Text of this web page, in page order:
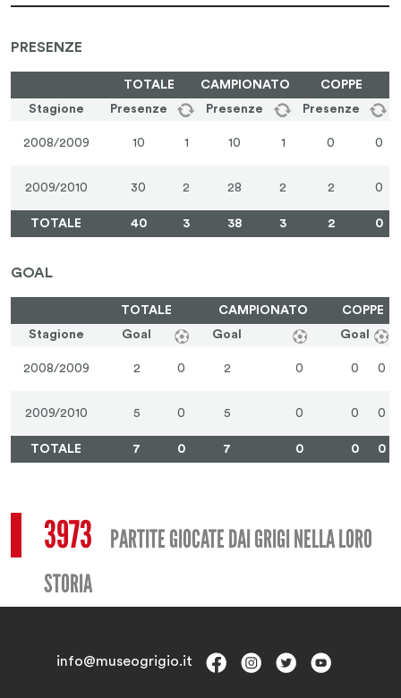
PRESENZE
TOTALE CAMPIONATO
COPPE
Stagione
Presenze Presenze Presenze
2008/2009 10 1 10 1 0 0
2009/2010 30 2 28 2 2 0
TOTALE 40 3 38 3 2 0
GOAL
TOTALE CAMPIONATO
COPPE
Stagione
Goal Goal Goal
2008/2009 2 0 2 0 0 0
2009/2010 5 0 5 0 0 0
TOTALE 7 0 7 0 0 0
3973 PARTITE GIOCATE DAI GRIGI NELLA LORO
STORIA
info@museogrigio.it